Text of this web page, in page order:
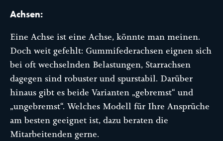
Achsen:
Eine Achse ist eine Achse, könnte man meinen.
Doch weit gefehlt: Gummifederachsen eignen sich
bei oft wechselnden Belastungen, Starrachsen
dagegen sind robuster und spurstabil. Darüber
hinaus gibt es beide Varianten „gebremst“ und
„ungebremst“. Welches Modell für Ihre Ansprüche
am besten geeignet ist, dazu beraten die
Mitarbeitenden gerne.